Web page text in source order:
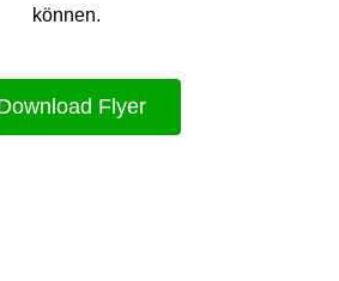
können.
Flyer